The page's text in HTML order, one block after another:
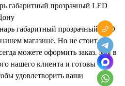
габаритный прозрачный LED
габаритный прозрачный LED
магазине. Но не стоит
можете оформить заказ. Мы в
нашего клиента и готовы
удовлетворить ваши